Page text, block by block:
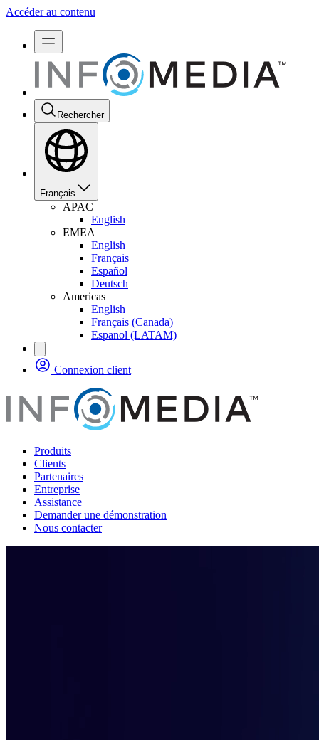
Accéder au contenu
Rechercher
Français
APAC
English
EMEA
English
Français
Español
Deutsch
Americas
English
Français (Canada)
Espanol (LATAM)
Connexion client
Produits
Clients
Partenaires
Entreprise
Assistance
Demander une démonstration
Nous contacter